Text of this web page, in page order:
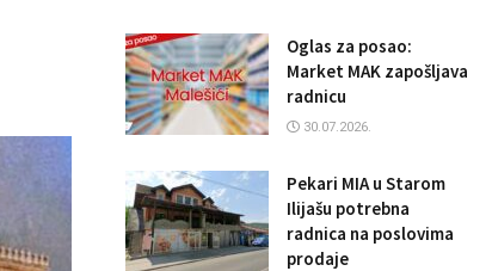
Oglas za posao:
Market MAK zapošljava
radnicu
30.07.2026.
Pekari MIA u Starom
Ilijašu potrebna
radnica na poslovima
prodaje